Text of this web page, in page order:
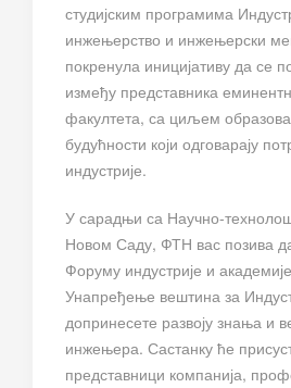
студијским програмима
инжењерство и инжењерски
покренула иницијативу да се
између представника
факултета, са циљем
будућности који одговарају
индустрије.
У сарадњи са Научно-
Новом Саду, ФТН вас позива да
Форуму индустрије и
Унапређење вештина за
допринесете развоју знања и
инжењера. Састанку ће
представници компанија,